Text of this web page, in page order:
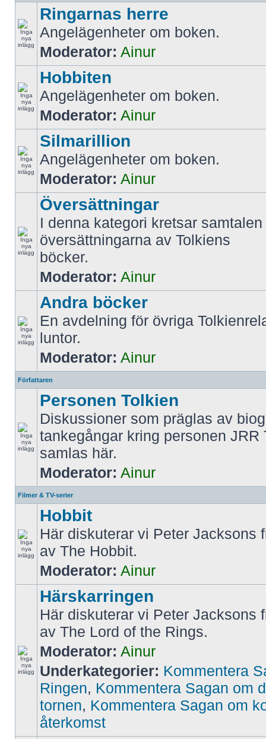
Ringarnas herre
Angelägenheter om boken.
Moderator: Ainur
Hobbiten
Angelägenheter om boken.
Moderator: Ainur
Silmarillion
Angelägenheter om boken.
Moderator: Ainur
Översättningar
I denna kategori kretsar
översättningarna av Tolkiens
böcker.
Moderator: Ainur
Andra böcker
En avdelning för övriga
luntor.
Moderator: Ainur
Författaren
Personen Tolkien
Diskussioner som präglas av
tankegångar kring personen JRR
samlas här.
Moderator: Ainur
Filmer & TV-serier
Hobbit
Här diskuterar vi Peter Jacksons
av The Hobbit.
Moderator: Ainur
Härskarringen
Här diskuterar vi Peter Jacksons
av The Lord of the Rings.
Moderator: Ainur
Underkategorier: Kommentera
Ringen, Kommentera Sagan om
tornen, Kommentera Sagan om
återkomst